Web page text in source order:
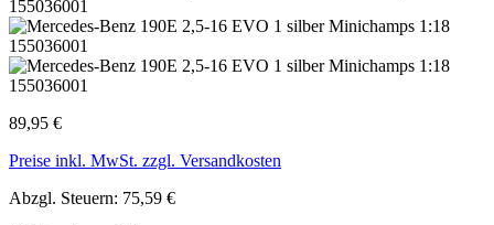
89,95 €
Preise inkl. MwSt. zzgl. Versandkosten
Abzgl. Steuern: 75,59 €